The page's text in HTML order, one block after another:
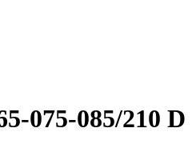
075-085/210 D